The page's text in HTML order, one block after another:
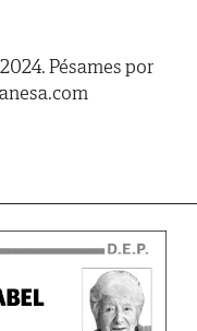
Pésames por